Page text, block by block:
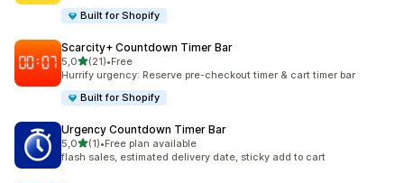
Built for Shopify
Scarcity+ Countdown Timer Bar
5,0z 5 hvězd
(21)
Celkový počet recenzí: 21
•Free
Hurrify urgency: Reserve pre-checkout timer & cart timer bar
Built for Shopify
Urgency Countdown Timer Bar
5,0z 5 hvězd
(1)
Celkový počet recenzí: 1
•Free plan available
flash sales, estimated delivery date, sticky add to cart